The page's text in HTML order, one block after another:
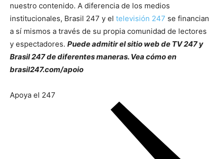
nuestro contenido. A diferencia de los medios
institucionales, Brasil 247 y el televisión 247 se financian
a sí mismos a través de su propia comunidad de lectores
y espectadores. Puede admitir el sitio web de TV 247 y
Brasil 247 de diferentes maneras. Vea cómo en
brasil247.com/apoio
Apoya el 247